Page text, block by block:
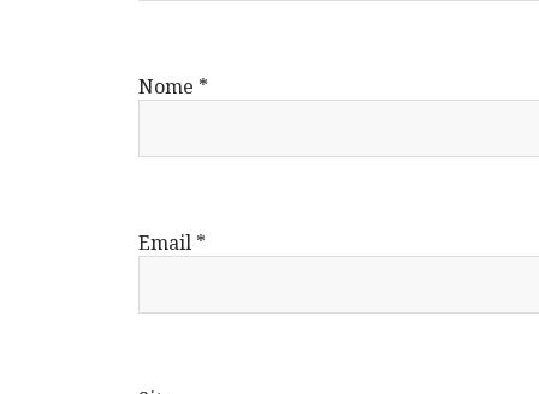
Nome *
Email *